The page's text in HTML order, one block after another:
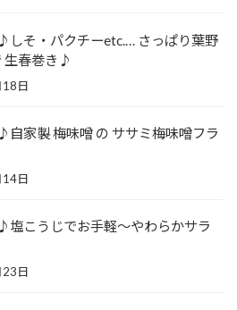
しそ・パクチーetc.… さっぱり葉野
生春巻き♪
日
家製 梅味噌 の ササミ梅味噌フラ
日
塩こうじでお手軽～やわらかサラ
日